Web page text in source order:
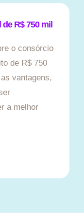
R$ 750 mil
o consórcio
de R$ 750
vantagens,
a melhor